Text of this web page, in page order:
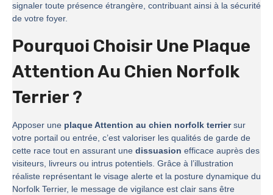
signaler toute présence étrangère, contribuant ainsi à la sécurité
de votre foyer.
Pourquoi Choisir Une Plaque
Attention Au Chien Norfolk
Terrier ?
Apposer une plaque Attention au chien norfolk terriersur
votre portail ou entrée, c’est valoriser les qualités de garde de
cette race tout en assurant une dissuasion efficace auprès des
visiteurs, livreurs ou intrus potentiels. Grâce à l’illustration
réaliste représentant le visage alerte et la posture dynamique du
Norfolk Terrier, le message de vigilance est clair sans être